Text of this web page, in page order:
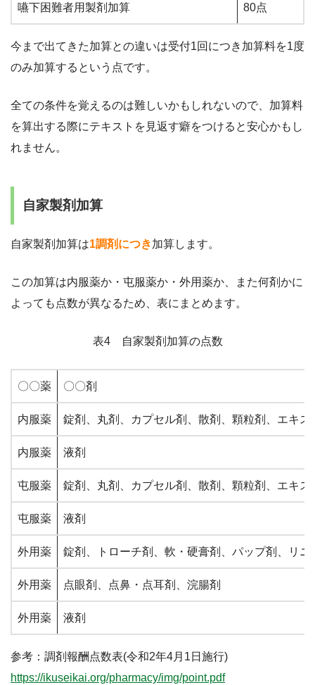
嚥下困難者用製剤加算 80点
今まで出てきた加算との違いは受付1回につき加算料を1度
のみ加算するという点です。
全ての条件を覚えるのは難しいかもしれないので、加算料
を算出する際にテキストを見返す癖をつけると安心かもし
れません。
自家製剤加算
自家製剤加算は1調剤につき加算します。
この加算は内服薬か・屯服薬か・外用薬か、また何剤かに
よっても点数が異なるため、表にまとめます。
表4 自家製剤加算の点数
〇〇薬 〇〇剤
内服薬 錠剤、丸剤、カプセル剤、散剤、顆粒剤、エキス
内服薬 液剤
屯服薬 錠剤、丸剤、カプセル剤、散剤、顆粒剤、エキス
屯服薬 液剤
外用薬 錠剤、トローチ剤、軟・硬膏剤、パップ剤、リニ
外用薬 点眼剤、点鼻・点耳剤、浣腸剤
外用薬 液剤
参考：調剤報酬点数表(令和2年4月1日施行)
https://ikuseikai.org/pharmacy/img/point.pdf